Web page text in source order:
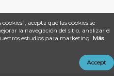
Desarrollado con ❤️ por
LandM + Datacom
Multimedia
acepta que las cookies se
la navegación del sitio, analizar el
estudios para marketing. Más
Accept